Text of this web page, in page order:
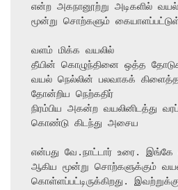
என்ற அகநானூற்று அடிகளில்
மூன்று சொற்களும்
வளம் மிக்க வயலில்
தீயின் கொழுந்தினை ஒத்த
வயல் நெல்லின் பலவாகக் கிளைத்த
தோன்றிய நெற்கதிர்
நிரம்பிய அகன்ற வயலினிடத்து
கொண்டு கிடந்து அசைய
என்பது வே.நாட்டார் உரை.
ஆகிய மூன்று சொற்களுக்கும்
கொள்ளப்பட்டிருக்கிறது.